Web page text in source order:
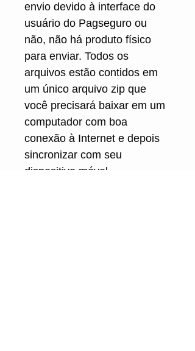
envio devido à interface do
usuário do Pagseguro ou
não, não há produto físico
para enviar. Todos os
arquivos estão contidos em
um único arquivo zip que
você precisará baixar em um
computador com boa
conexão à Internet e depois
sincronizar com seu
dispositivo móvel.